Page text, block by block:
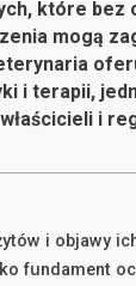
które bez
mogą
i terapii,
i
i objawy
fundament